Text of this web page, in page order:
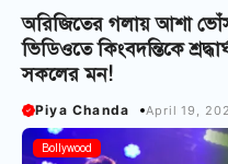
অরিজিতের গলায় আশা
ভিডিওতে কিংবদন্তিকে
সকলের মন!
Piya Chanda April 19,
Bollywood